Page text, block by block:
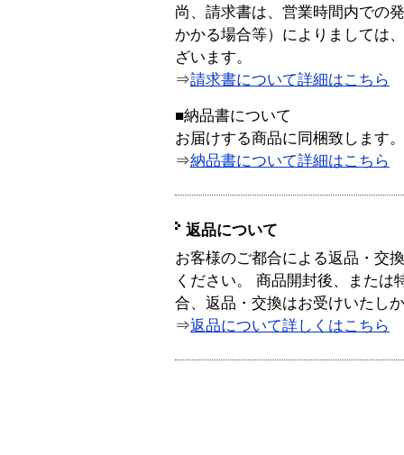
尚、請求書は、営業時間内での
かかる場合等）によりましては
ざいます。
⇒請求書について詳細はこちら
■納品書について
お届けする商品に同梱致します。
⇒納品書について詳細はこちら
返品について
お客様のご都合による返品・交
ください。 商品開封後、または
合、返品・交換はお受けいたし
⇒返品について詳しくはこちら